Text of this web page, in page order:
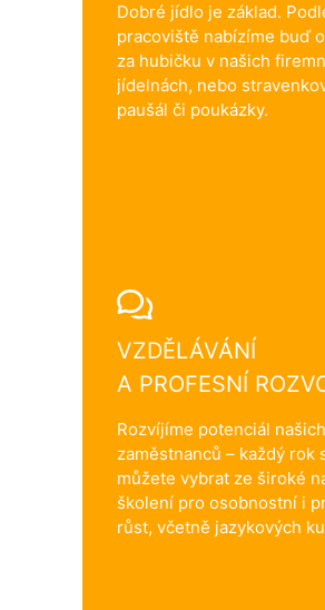
Dobré jídlo je základ.
pracoviště nabízíme buď
za hubičku v našich
jídelnách, nebo
paušál či poukázky.
VZDĚLÁVÁNÍ
A PROFESNÍ
Rozvíjíme potenciál našich
zaměstnanců – každý rok
můžete vybrat ze široké
školení pro osobnostní i
růst, včetně jazykových